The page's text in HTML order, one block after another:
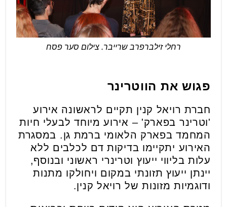
רחלי זילברפרב שרייבר. צילום סער פסח
פגוש את הווטרינר
חברת רויאל קנין תקיים לראשונה אירוע
'וטרינר בפארק' – אירוע מיוחד לבעלי חיות
המחמד בפארק הלאומי ברמת גן. במסגרת
האירוע יתקיימו בדיקות דם לכלבים ללא
עלות בליווי ייעוץ וטרינרי ראשוני ובנוסף,
יינתן ייעוץ תזונתי במקום ויחולקו מתנות
ודוגמיות מזונות של רויאל קנין.